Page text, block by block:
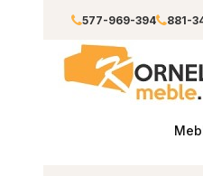
577-969-394 881-